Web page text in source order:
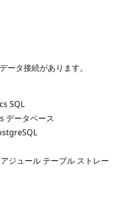
ータ接続があります。
SQL
データベース
ジュール テーブル ストレー